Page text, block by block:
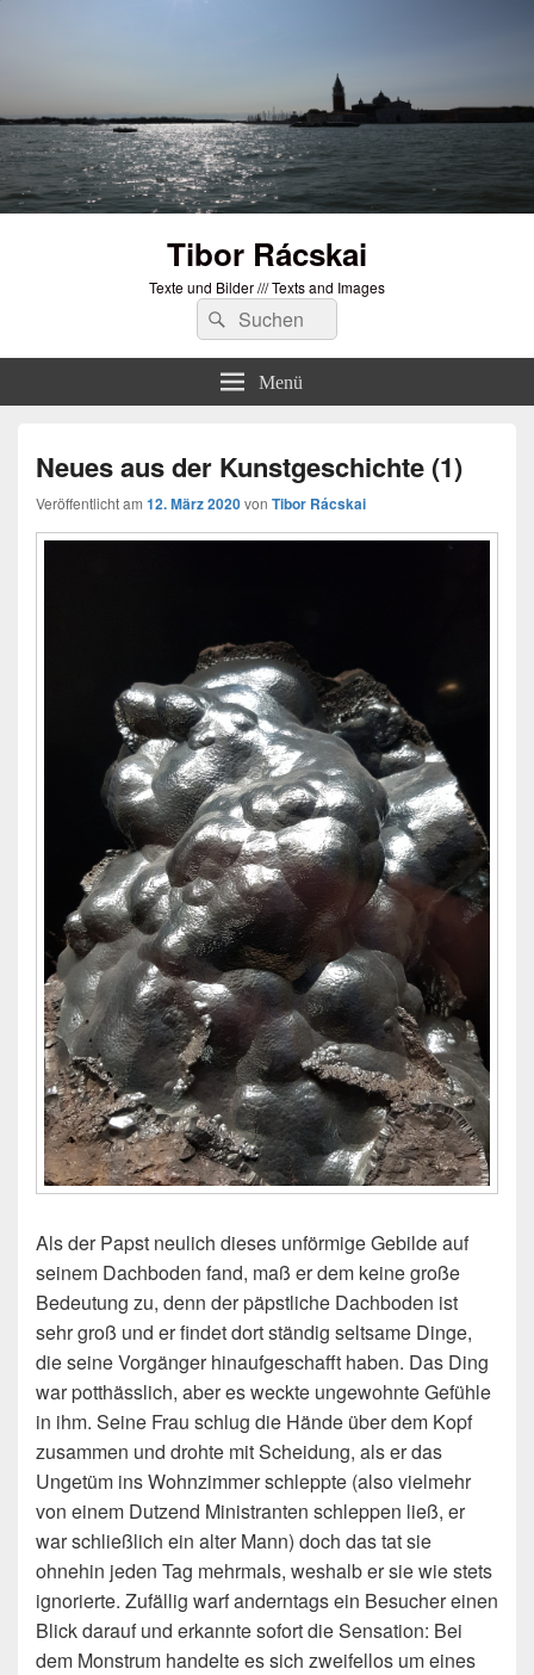
Tibor Rácskai
Texte und Bilder /// Texts and Images
Suchen
nach:
Suchen
Menü
Neues aus der Kunstgeschichte (1)
Veröffentlicht am 12. März 2020von Tibor Rácskai
Als der Papst neulich dieses unförmige Gebilde auf
seinem Dachboden fand, maß er dem keine große
Bedeutung zu, denn der päpstliche Dachboden ist
sehr groß und er findet dort ständig seltsame Dinge,
die seine Vorgänger hinaufgeschafft haben. Das Ding
war potthässlich, aber es weckte ungewohnte Gefühle
in ihm. Seine Frau schlug die Hände über dem Kopf
zusammen und drohte mit Scheidung, als er das
Ungetüm ins Wohnzimmer schleppte (also vielmehr
von einem Dutzend Ministranten schleppen ließ, er
war schließlich ein alter Mann) doch das tat sie
ohnehin jeden Tag mehrmals, weshalb er sie wie stets
ignorierte. Zufällig warf anderntags ein Besucher einen
Blick darauf und erkannte sofort die Sensation: Bei
dem Monstrum handelte es sich zweifellos um eines